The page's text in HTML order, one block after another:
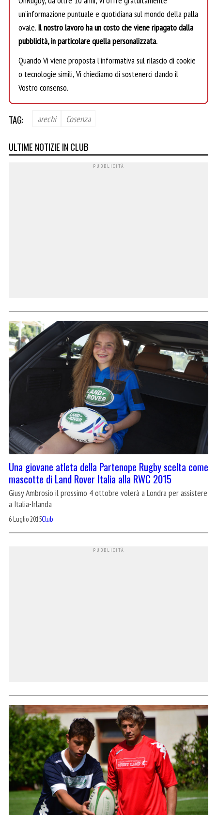
un’informazione puntuale e quotidiana sul mondo della palla
ovale. Il nostro lavoro ha un costo che viene ripagato dalla
pubblicità, in particolare quella personalizzata.
Quando Vi viene proposta l’informativa sul rilascio di cookie
o tecnologie simili, Vi chiediamo di sostenerci dando il
Vostro consenso.
TAG: arechi Cosenza
ULTIME NOTIZIE IN CLUB
Una giovane atleta della Partenope Rugby scelta come
mascotte di Land Rover Italia alla RWC 2015
Giusy Ambrosio il prossimo 4 ottobre volerà a Londra per assistere
a Italia-Irlanda
6 Luglio 2015Club